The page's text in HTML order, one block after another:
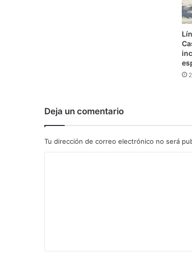
Deja un comentario
Tu dirección de correo electrónico no será
a